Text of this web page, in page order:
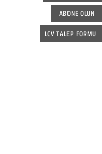
ABONE OLUN
LCV TALEP FORMU